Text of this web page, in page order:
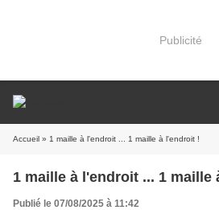
Publicité
Accueil » 1 maille à l'endroit ... 1 maille à l'endroit !
1 maille à l'endroit ... 1 maille
Publié le 07/08/2025 à 11:42